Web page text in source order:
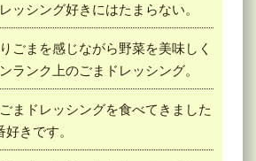
ッシング好きにはたまらない。
ごまを感じながら野菜を美味しく
ランク上のごまドレッシング。
まドレッシングを食べてきました
きです。